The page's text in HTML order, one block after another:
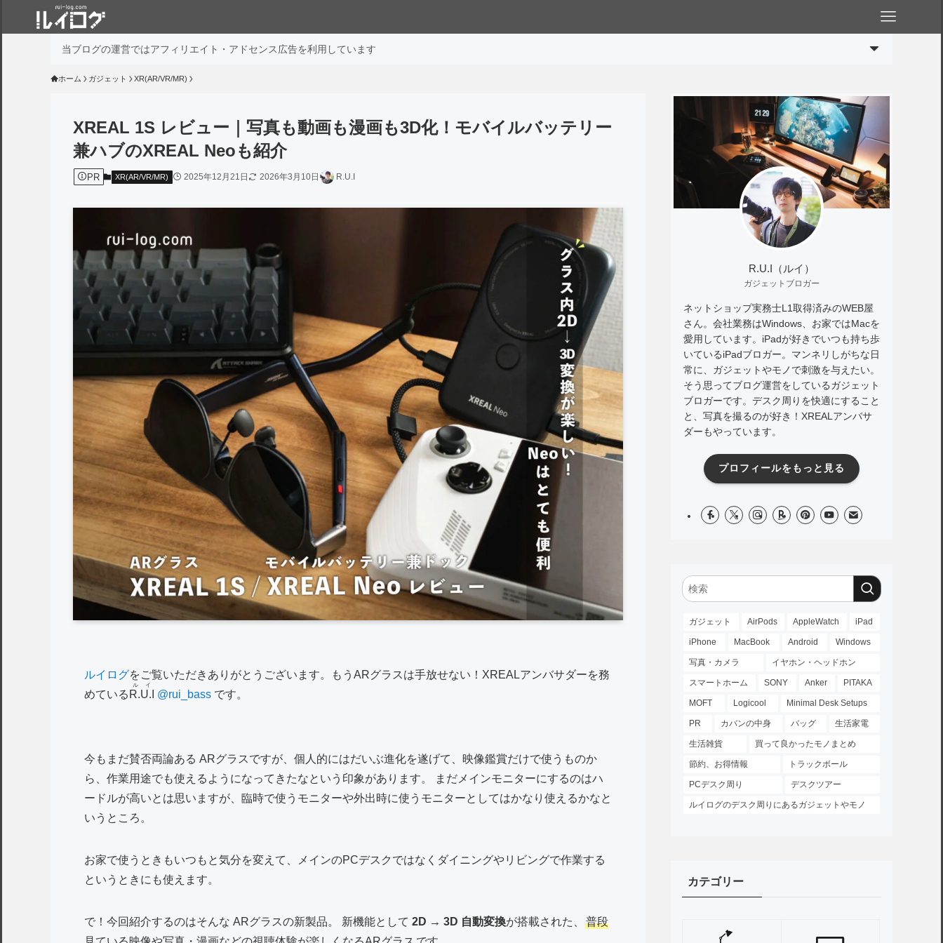
当ブログの運営ではアフィリエイト・アドセンス広告を利用しています
ホーム ガジェット XR(AR/VR/MR)
XREAL 1S レビュー｜写真も動画も漫画も3D化！モバイルバッテリー
兼ハブのXREAL Neoも紹介
PR XR(AR/VR/MR) 2025年12月21日 2026年3月10日 R.U.I
ルイログをご覧いただきありがとうございます。もうARグラスは手放せない！XREALアンバサダーを務
めている R.U.I
ルイ
@rui_bass です。
今もまだ賛否両論ある ARグラスですが、個人的にはだいぶ進化を遂げて、映像鑑賞だけで使うものか
ら、作業用途でも使えるようになってきたなという印象があります。 まだメインモニターにするのはハ
ードルが高いとは思いますが、臨時で使うモニターや外出時に使うモニターとしてはかなり使えるかなと
いうところ。
お家で使うときもいつもと気分を変えて、メインのPCデスクではなくダイニングやリビングで作業する
というときにも使えます。
で！今回紹介するのはそんな ARグラスの新製品。 新機能として 2D → 3D 自動変換が搭載された、
普段
R.U.I（ルイ）
ガジェットブロガー
ネットショップ実務士L1取得済みのWEB屋
さん。会社業務はWindows、お家ではMacを
愛用しています。iPadが好きでいつも持ち歩
いているiPadブロガー。マンネリしがちな日
常に、ガジェットやモノで刺激を与えたい。
そう思ってブログ運営をしているガジェット
ブロガーです。デスク周りを快適にすること
と、写真を撮るのが好き！XREALアンバサ
ダーもやっています。
プロフィールをもっと見る
ガジェット AirPods AppleWatch iPad
iPhone MacBook Android Windows
写真・カメラ イヤホン・ヘッドホン
スマートホーム SONY Anker PITAKA
MOFT Logicool Minimal Desk Setups
PR カバンの中身 バッグ 生活家電
生活雑貨 買って良かったモノまとめ
節約、お得情報 トラックボール
PCデスク周り デスクツアー
ルイログのデスク周りにあるガジェットやモノ
カテゴリー